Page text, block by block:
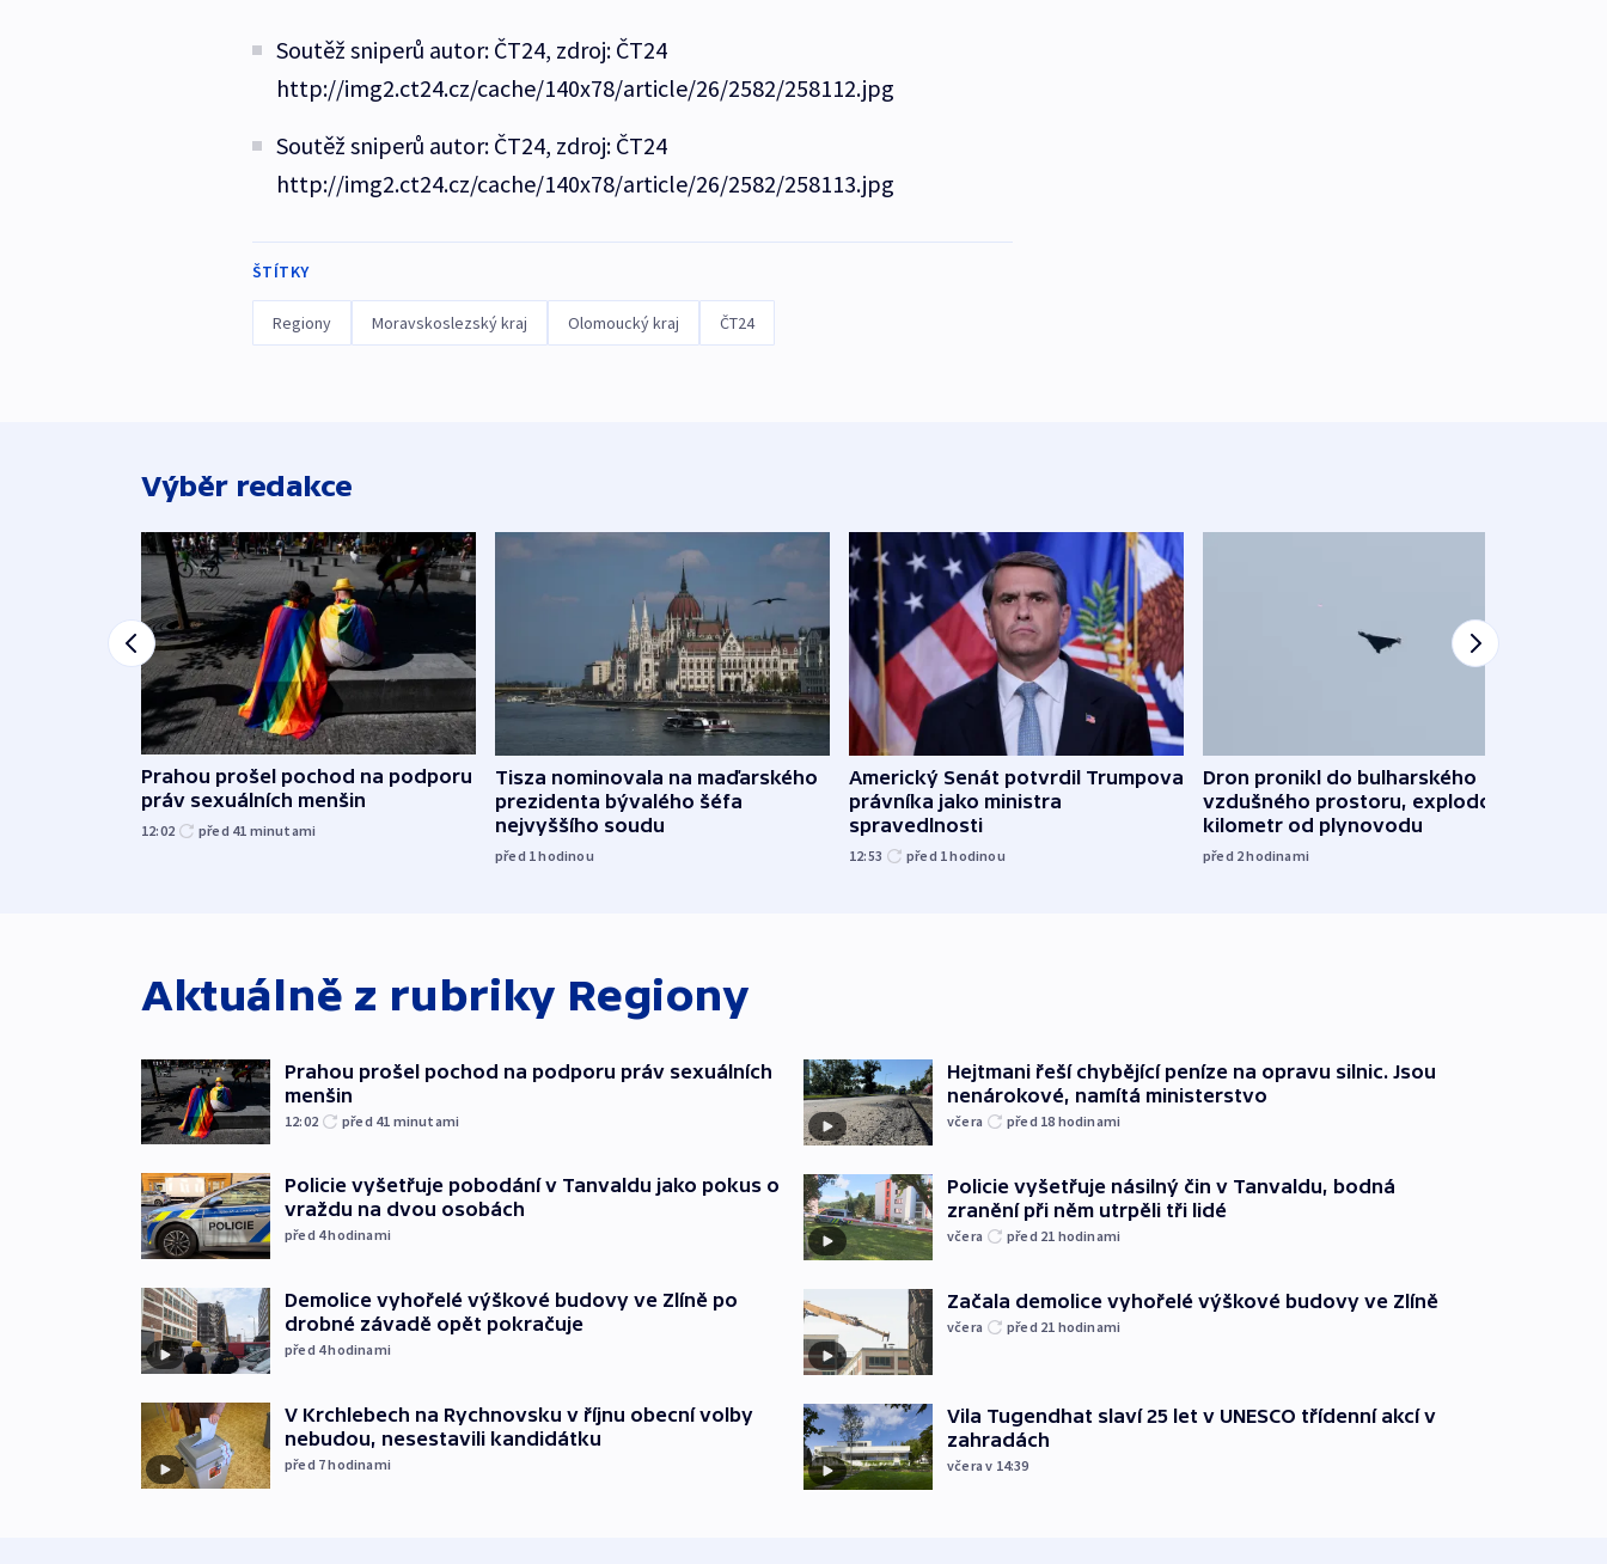
Soutěž sniperů autor: ČT24, zdroj: ČT24
http://img2.ct24.cz/cache/140x78/article/26/2582/258112.jpg
Soutěž sniperů autor: ČT24, zdroj: ČT24
http://img2.ct24.cz/cache/140x78/article/26/2582/258113.jpg
ŠTÍTKY
Regiony Moravskoslezský kraj Olomoucký kraj ČT24
Výběr redakce
Prahou prošel pochod na podporu
práv sexuálních menšin
12:02 před 41 minutami
Tisza nominovala na maďarského
prezidenta bývalého šéfa
nejvyššího soudu
před 1hodinou
Americký Senát potvrdil Trumpova
právníka jako ministra
spravedlnosti
12:53 před 1hodinou
Dron pronikl do bulharského
vzdušného prostoru, explodoval
kilometr od plynovodu
před 2hodinami
Aktuálně z rubriky Regiony
Prahou prošel pochod na podporu práv sexuálních
menšin
12:02 před 41 minutami
Policie vyšetřuje pobodání v Tanvaldu jako pokus o
vraždu na dvou osobách
před 4hodinami
Demolice vyhořelé výškové budovy ve Zlíně po
drobné závadě opět pokračuje
před 4hodinami
V Krchlebech na Rychnovsku v říjnu obecní volby
nebudou, nesestavili kandidátku
před 7hodinami
Hejtmani řeší chybějící peníze na opravu silnic. Jsou
nenárokové, namítá ministerstvo
včera před 18 hodinami
Policie vyšetřuje násilný čin v Tanvaldu, bodná
zranění při něm utrpěli tři lidé
včera před 21 hodinami
Začala demolice vyhořelé výškové budovy ve Zlíně
včera před 21 hodinami
Vila Tugendhat slaví 25 let v UNESCO třídenní akcí v
zahradách
včera v 14:39